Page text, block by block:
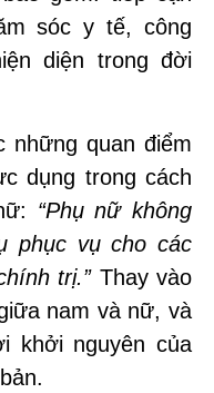
sóc y tế, công
diện trong đời
những quan điểm
dụng trong cách
“Phụ nữ không
phục vụ cho các
trị.” Thay vào
nam và nữ, và
khởi nguyên của